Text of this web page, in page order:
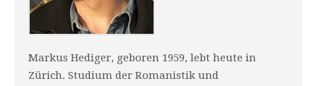
Markus Hediger, geboren 1959, lebt heute in
Zürich. Studium der Romanistik und